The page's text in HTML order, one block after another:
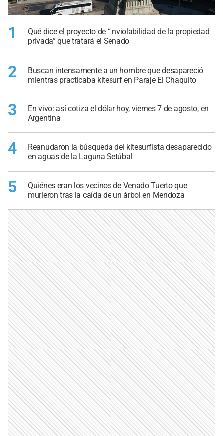
1
Qué dice el proyecto de “inviolabilidad de la propiedad
privada” que tratará el Senado
2
Buscan intensamente a un hombre que desapareció
mientras practicaba kitesurf en Paraje El Chaquito
3
En vivo: así cotiza el dólar hoy, viernes 7 de agosto, en
Argentina
4
Reanudaron la búsqueda del kitesurfista desaparecido
en aguas de la Laguna Setúbal
5
Quiénes eran los vecinos de Venado Tuerto que
murieron tras la caída de un árbol en Mendoza